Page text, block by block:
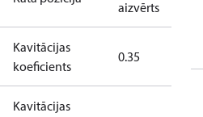
aizvērts
Kavitācijas
koeficients
0.35
Kavitācijas